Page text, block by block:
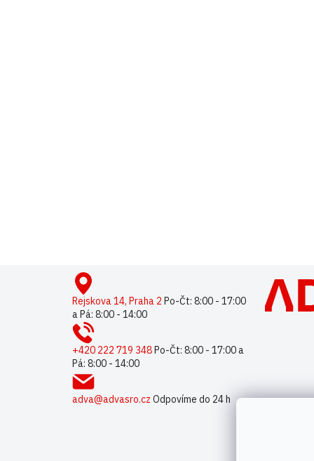
Rejskova 14, Praha 2 Po-Čt: 8:00 - 17:00
a Pá: 8:00 - 14:00
+420 222 719 348 Po-Čt: 8:00 - 17:00 a
Pá: 8:00 - 14:00
adva@advasro.cz Odpovíme do 24 h